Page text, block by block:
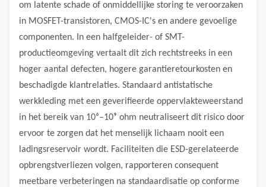
om latente schade of onmiddellijke storing te veroorzaken
in MOSFET-transistoren, CMOS-IC's en andere gevoelige
componenten. In een halfgeleider- of SMT-
productieomgeving vertaalt dit zich rechtstreeks in een
hoger aantal defecten, hogere garantieretourkosten en
beschadigde klantrelaties. Standaard antistatische
werkkleding met een geverifieerde oppervlakteweerstand
in het bereik van 10⁶–10⁹ ohm neutraliseert dit risico door
ervoor te zorgen dat het menselijk lichaam nooit een
ladingsreservoir wordt. Faciliteiten die ESD-gerelateerde
opbrengstverliezen volgen, rapporteren consequent
meetbare verbeteringen na standaardisatie op conforme